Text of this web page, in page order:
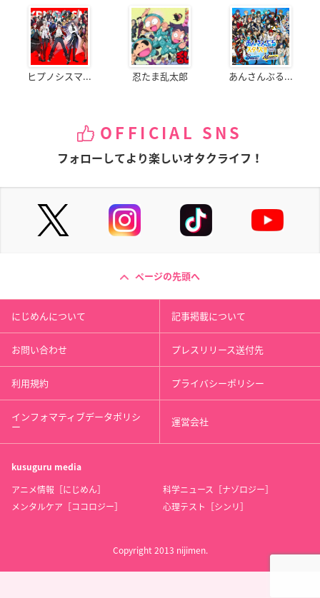
ヒプノシスマ... 忍たま乱太郎 あんさんぶる...
OFFICIAL SNS
フォローしてより楽しいオタクライフ！
ページの先頭へ
にじめんについて 記事掲載について
お問い合わせ プレスリリース送付先
利用規約 プライバシーポリシー
インフォマティブデータポリシ
ー 運営会社
kusuguru media
アニメ情報［にじめん］
科学ニュース［ナゾロジー］
メンタルケア［ココロジー］
心理テスト［シンリ］
Copyright 2013 nijimen.